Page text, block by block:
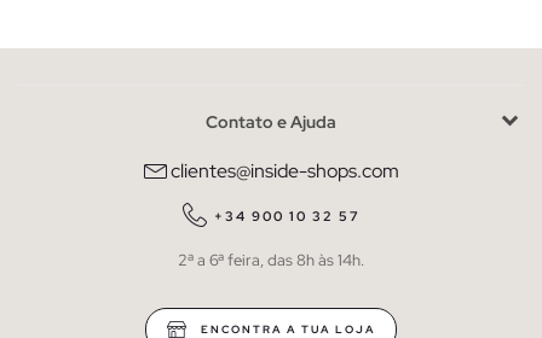
Contato e Ajuda
clientes@inside-shops.com
+34 900 10 32 57
2ª a 6ª feira, das 8h às 14h.
ENCONTRA A TUA LOJA